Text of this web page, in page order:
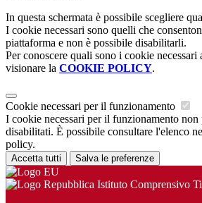
In questa schermata è possibile scegliere
I cookie necessari sono quelli che
piattaforma e non è possibile disabilitarli.
Per conoscere quali sono i cookie
visionare la COOKIE POLICY.
Cookie necessari per il funzionamento
I cookie necessari per il funzionamento non
disabilitati. È possibile consultare l'elenco
policy.
Accetta tutti Salva le preferenze
Istituto Comprensivo